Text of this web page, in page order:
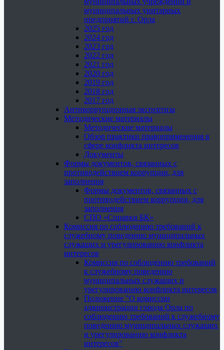
муниципальных унитарных
предприятий г. Орла
2025 год
2024 год
2023 год
2022 год
2021 год
2020 год
2019 год
2018 год
2017 год
Антикоррупционная экспертиза
Методические материалы
Методические материалы
Обзор практики правоприменения в
сфере конфликта интересов
Документы
Формы документов, связанных с
противодействием коррупции, для
заполнения
Формы документов, связанных с
противодействием коррупции, для
заполнения
СПО «Справки БК»
Комиссия по соблюдению требований к
служебному поведению муниципальных
служащих и урегулированию конфликта
интересов
Комиссия по соблюдению требований
к служебному поведению
муниципальных служащих и
урегулированию конфликта интересов
Положение "О комиссии
администрации города Орла по
соблюдению требований к служебному
поведению муниципальных служащих
и урегулированию конфликта
интересов"